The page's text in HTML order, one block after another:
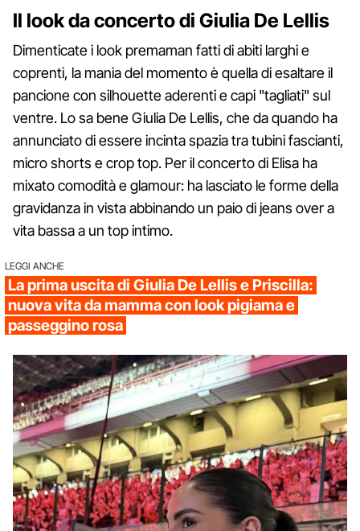
Il look da concerto di Giulia De Lellis
Dimenticate i look premaman fatti di abiti larghi e
coprenti, la mania del momento è quella di esaltare il
pancione con silhouette aderenti e capi "tagliati" sul
ventre. Lo sa bene Giulia De Lellis, che da quando ha
annunciato di essere incinta spazia tra tubini fascianti,
micro shorts e crop top. Per il concerto di Elisa ha
mixato comodità e glamour: ha lasciato le forme della
gravidanza in vista abbinando un paio di jeans over a
vita bassa a un top intimo.
LEGGI ANCHE
La prima uscita di Giulia De Lellis e Priscilla:
nuova vita da mamma con look pigiama e
passeggino rosa